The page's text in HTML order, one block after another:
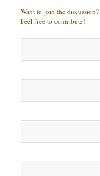
Want to join the discussion?
Feel free to contribute!